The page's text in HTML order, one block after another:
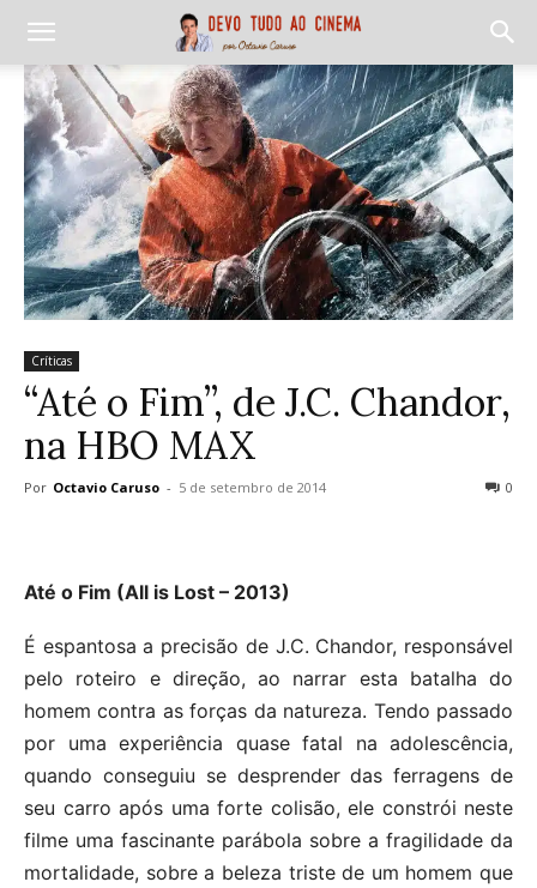
Críticas
“Até o Fim”, de J.C. Chandor,
na HBO MAX
Por Octavio Caruso - 5 de setembro de 2014 0
Até o Fim (All is Lost – 2013)
É espantosa a precisão de J.C. Chandor, responsável
pelo roteiro e direção, ao narrar esta batalha do
homem contra as forças da natureza. Tendo passado
por uma experiência quase fatal na adolescência,
quando conseguiu se desprender das ferragens de
seu carro após uma forte colisão, ele constrói neste
filme uma fascinante parábola sobre a fragilidade da
mortalidade, sobre a beleza triste de um homem que